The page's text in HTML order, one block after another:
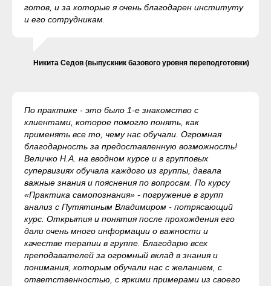
готов, и за которые я очень благодарен институту
и его сотрудникам.
Никита Седов (выпускник базового уровня переподготовки)
По практике - это было 1-е знакомство с
клиентами, которое помогло понять, как
применять все то, чему нас обучали. Огромная
благодарность за предоставленную возможность!
Величко Н.А. на вводном курсе и в групповых
супервизиях обучала каждого из группы, давала
важные знания и пояснения по вопросам. По курсу
«Практика самопознания» - погружение в групп
анализ с Путятиным Владимиром - потрясающий
курс. Открытия и понятия после прохождения его
дали очень много информации о важности и
качестве терапии в группе. Благодарю всех
преподавателей за огромный вклад в знания и
понимания, которым обучали нас с желанием, с
ответственностью, с яркими примерами из своего